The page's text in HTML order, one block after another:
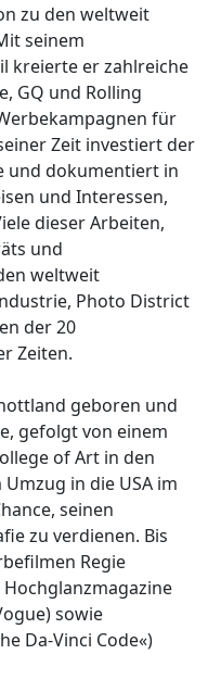
zu den weltweit
seinem
kreierte er zahlreiche
GQ und Rolling
für
Zeit investiert der
und dokumentiert in
und Interessen,
dieser Arbeiten,
und
weltweit
Photo District
der 20
Zeiten.
geboren und
gefolgt von einem
of Art in den
in die USA im
seinen
zu verdienen. Bis
Regie
sowie
Da-Vinci Code«)